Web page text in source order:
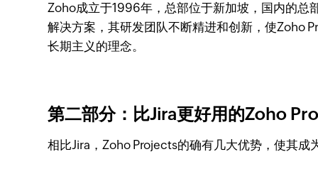
Zoho成立于1996年，总部位于新加坡，国内的总
解决方案，其研发团队不断精进和创新，使Zoho
长期主义的理念。
第二部分：比Jira更好用的Zoho
相比Jira，Zoho Projects的确有几大优势，使其成